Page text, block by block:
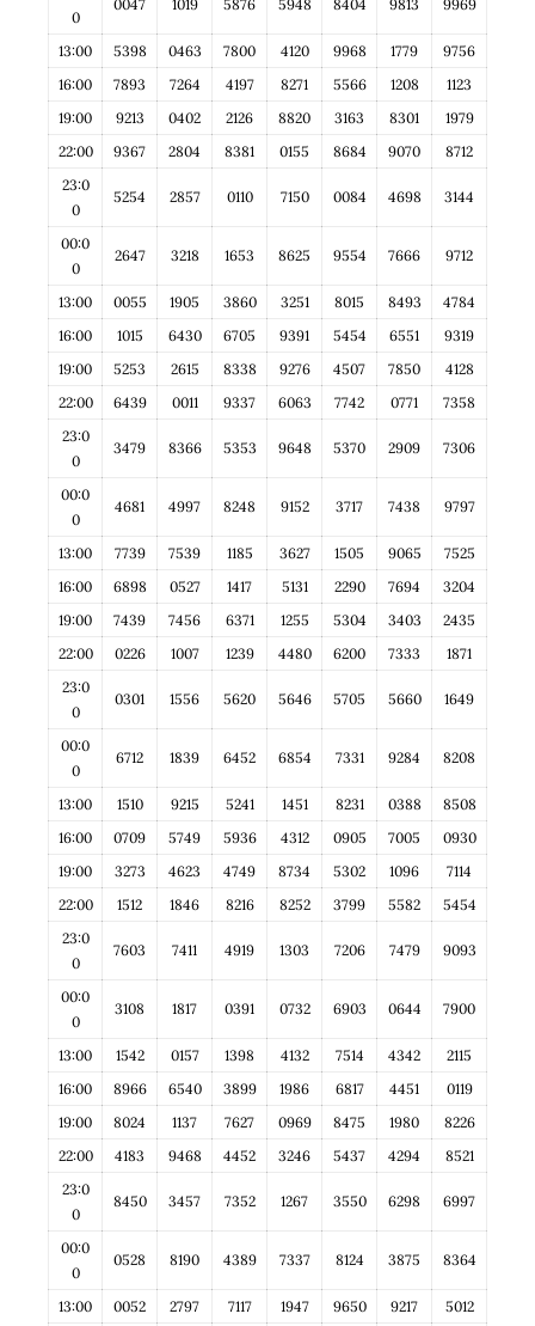
0
0047 1019 5876 5948 8404 9813 9969
13:00 5398 0463 7800 4120 9968 1779
9756
16:00
7893 7264 4197 8271 5566 1208
1123
19:00
9213 0402 2126 8820 3163 8301
1979
22:00
9367 2804 8381 0155 8684 9070
8712
23:0
0
5254 2857 0110 7150 0084 4698 3144
00:0
0
2647 3218 1653 8625 9554 7666 9712
13:00 0055 1905 3860 3251 8015 8493
4784
16:00
1015 6430 6705 9391 5454 6551
9319
19:00
5253 2615 8338 9276 4507 7850
4128
22:00
6439 0011 9337 6063 7742 0771
7358
23:0
0
3479 8366 5353 9648 5370 2909 7306
00:0
0
4681 4997 8248 9152 3717 7438 9797
13:00 7739 7539 1185 3627 1505 9065
7525
16:00
6898 0527 1417 5131 2290 7694
3204
19:00
7439 7456 6371 1255 5304 3403
2435
22:00
0226 1007 1239 4480 6200 7333
1871
23:0
0
0301 1556 5620 5646 5705 5660 1649
00:0
0
6712 1839 6452 6854 7331 9284 8208
13:00 1510 9215 5241 1451 8231 0388
8508
16:00
0709 5749 5936 4312 0905 7005
0930
19:00
3273 4623 4749 8734 5302 1096
7114
22:00
1512 1846 8216 8252 3799 5582
5454
23:0
0
7603 7411 4919 1303 7206 7479 9093
00:0
0
3108 1817 0391 0732 6903 0644 7900
13:00 1542 0157 1398 4132 7514 4342
2115
16:00
8966 6540 3899 1986 6817 4451
0119
19:00
8024 1137 7627 0969 8475 1980
8226
22:00
4183 9468 4452 3246 5437 4294
8521
23:0
0
8450 3457 7352 1267 3550 6298 6997
00:0
0
0528 8190 4389 7337 8124 3875 8364
13:00 0052 2797 7117 1947 9650 9217 5012